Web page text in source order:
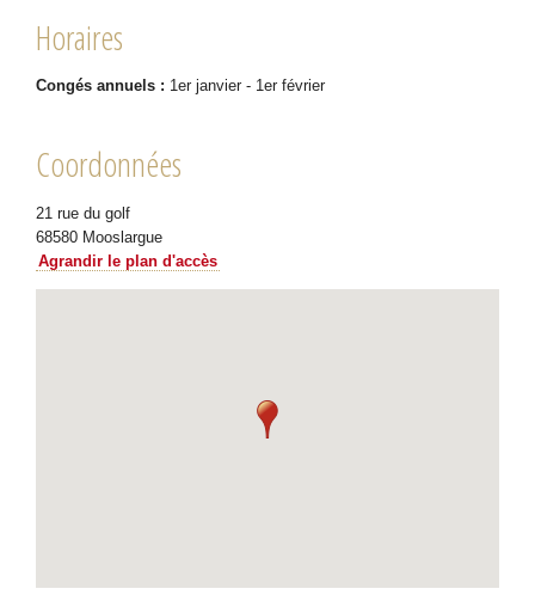
Horaires
Congés annuels : 1er janvier - 1er février
Coordonnées
21 rue du golf
68580 Mooslargue
Agrandir le plan d'accès